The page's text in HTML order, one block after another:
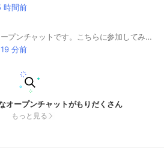
時間前
ポケモンZAのオープンチャットです。こちらに参加してみんなでポケモン楽しみましょう！ ポケモン ポケットモンスター ポケカ ポケモンカード ゲーム ピカチュウ イーブイ ピカブイ USM usm ウルトラ サン ムーン 剣盾 ソード シールド ポケGO ホーム HOME ポケダン ポケモン不思議のダンジョン 鎧の孤島 冠の雪原 ポケモンスナップ スナップ ポケスナトレード レイド Switch
19 分前
オープンチャットがもりだくさん
もっと見る